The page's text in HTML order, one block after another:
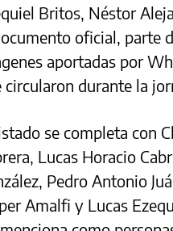
Britos, Néstor
oficial, parte
aportadas por
circularon durante la
se completa con
Lucas Horacio
Pedro Antonio
Amalfi y Lucas